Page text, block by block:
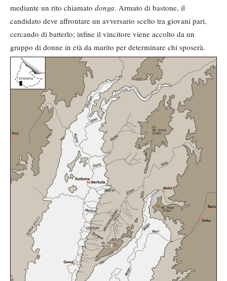
mediante un rito chiamato donga. Armato di bastone, il
candidato deve affrontare un avversario scelto tra giovani pari,
cercando di batterlo; infine il vincitore viene accolto da un
gruppo di donne in età da marito per determinare chi sposerà.